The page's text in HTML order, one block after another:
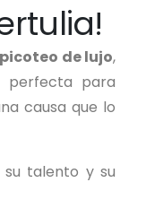
picoteo de lujo,
perfecta para
causa que lo
talento y su